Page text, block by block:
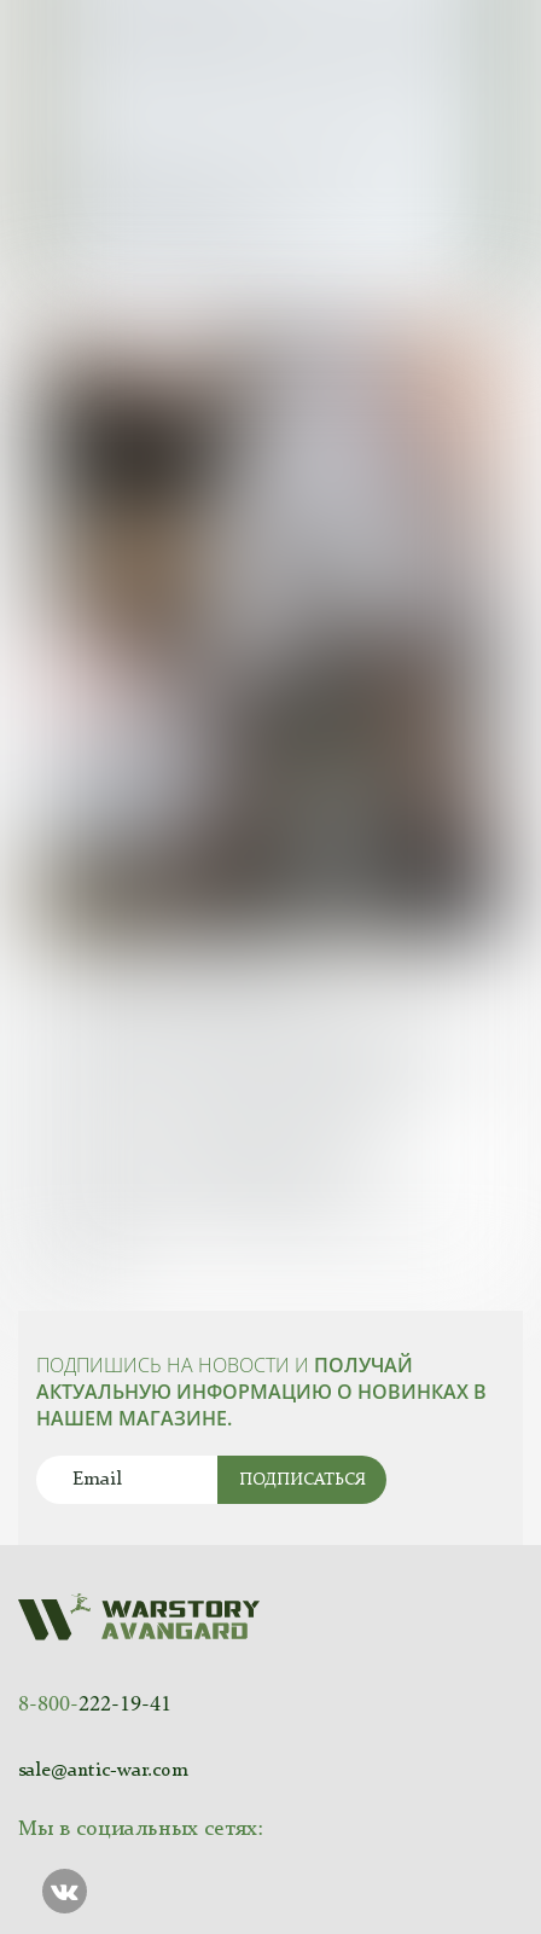
ПОДПИШИСЬ НА НОВОСТИ И ПОЛУЧАЙ
АКТУАЛЬНУЮ ИНФОРМАЦИЮ О НОВИНКАХ В
НАШЕМ МАГАЗИНЕ.
ПОДПИСАТЬСЯ
8-800-222-19-41
sale@antic-war.com
Мы в социальных сетях: